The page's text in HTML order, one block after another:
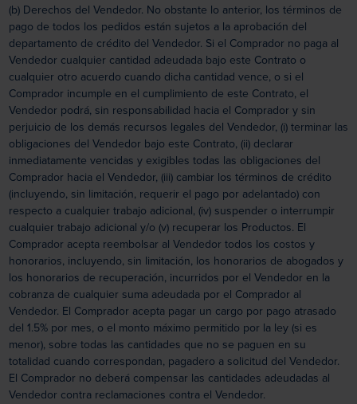
(b) Derechos del Vendedor. No obstante lo anterior, los términos de
pago de todos los pedidos están sujetos a la aprobación del
departamento de crédito del Vendedor. Si el Comprador no paga al
Vendedor cualquier cantidad adeudada bajo este Contrato o
cualquier otro acuerdo cuando dicha cantidad vence, o si el
Comprador incumple en el cumplimiento de este Contrato, el
Vendedor podrá, sin responsabilidad hacia el Comprador y sin
perjuicio de los demás recursos legales del Vendedor, (i) terminar las
obligaciones del Vendedor bajo este Contrato, (ii) declarar
inmediatamente vencidas y exigibles todas las obligaciones del
Comprador hacia el Vendedor, (iii) cambiar los términos de crédito
(incluyendo, sin limitación, requerir el pago por adelantado) con
respecto a cualquier trabajo adicional, (iv) suspender o interrumpir
cualquier trabajo adicional y/o (v) recuperar los Productos. El
Comprador acepta reembolsar al Vendedor todos los costos y
honorarios, incluyendo, sin limitación, los honorarios de abogados y
los honorarios de recuperación, incurridos por el Vendedor en la
cobranza de cualquier suma adeudada por el Comprador al
Vendedor. El Comprador acepta pagar un cargo por pago atrasado
del 1.5% por mes, o el monto máximo permitido por la ley (si es
menor), sobre todas las cantidades que no se paguen en su
totalidad cuando correspondan, pagadero a solicitud del Vendedor.
El Comprador no deberá compensar las cantidades adeudadas al
Vendedor contra reclamaciones contra el Vendedor.